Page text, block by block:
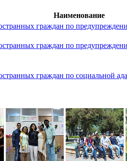
Наименование
граждан по
граждан по
граждан по социальной